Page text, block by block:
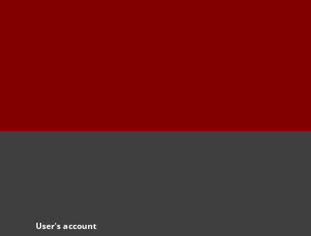
User's account